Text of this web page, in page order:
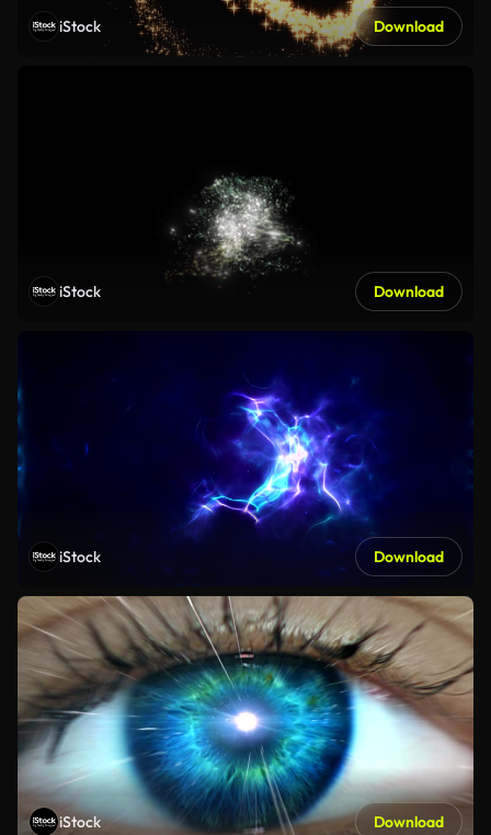
iStock Download
iStock Download
iStock Download
iStock Download